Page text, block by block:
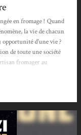
en fromage ! Quand
la vie de chacun
opportunité d'une vie ?
de toute une société
fromager au